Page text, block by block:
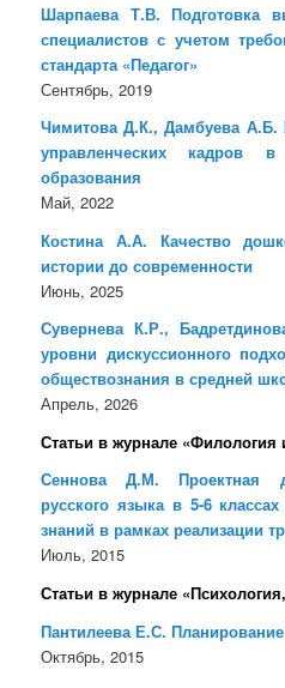
Шарпаева Т.В. Подготовка
специалистов с учетом
стандарта «Педагог»
Сентябрь, 2019
Чимитова Д.К., Дамбуева
управленческих кадров в
образования
Май, 2022
Костина А.А. Качество
истории до современности
Июнь, 2025
Сувернева К.Р.,
уровни дискуссионного
обществознания в средней
Апрель, 2026
Статьи в журнале «Филология
Сеннова Д.М. Проектная
русского языка в 5-6
знаний в рамках реализации
Июль, 2015
Статьи в журнале
Пантилеева Е.С.
Октябрь, 2015